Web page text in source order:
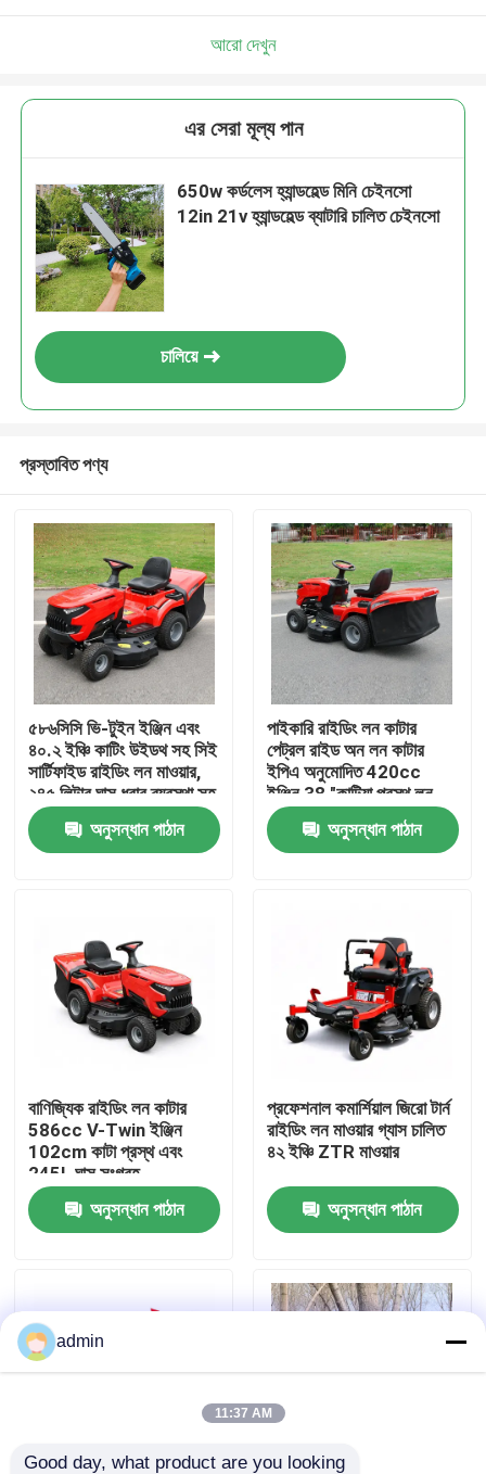
আমরা শীঘ্রই আপনাকে আবার কল করব!
বাড়ি
ভিডিও
আমাদের সম্বন্ধে
কারখানার প্রদর্শন
আমাদের সাথে যোগাযোগ
পেট্রল চেইনসো
বৈদ্যুতিক চেইনসো
আরো দেখুন
এর সেরা মূল্য পান
650w কর্ডলেস হ্যান্ডহেল্ড মিনি চেইনসো
12in 21v হ্যান্ডহেল্ড ব্যাটারি চালিত চেইনসো
চালিয়ে
প্রস্তাবিত পণ্য
৫৮৬সিসি ভি-টুইন ইঞ্জিন এবং
৪০.২ ইঞ্চি কাটিং উইডথ সহ সিই
সার্টিফাইড রাইডিং লন মাওয়ার,
২৪৫ লিটার ঘাস ধরার ব্যবস্থা সহ
অনুসন্ধান পাঠান
পাইকারি রাইডিং লন কাটার
পেট্রল রাইড অন লন কাটার
ইপিএ অনুমোদিত 420cc
ইঞ্জিন 38 "কাটিয়া প্রস্থ লন
ট্র্যাক্টর OEM সমর্থন
অনুসন্ধান পাঠান
বাণিজ্যিক রাইডিং লন কাটার
586cc V-Twin ইঞ্জিন
102cm কাটা প্রস্থ এবং
245L ঘাস সংগ্রহ
অনুসন্ধান পাঠান
প্রফেশনাল কমার্শিয়াল জিরো টার্ন
রাইডিং লন মাওয়ার গ্যাস চালিত
৪২ ইঞ্চি ZTR মাওয়ার
অনুসন্ধান পাঠান
admin
11:37 AM
Good day, what product are you looking